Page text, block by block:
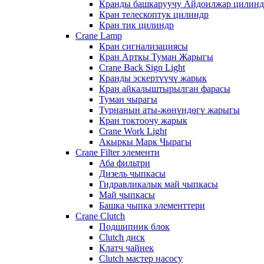
Кранды башкаруучу Айдоилжар
Кран телескоптук цилиндр
Кран тик цилиндр
Crane Lamp
Кран сигнализациясы
Кран Арткы Туман Жарыгы
Crane Back Sign Light
Кранды эскертүүчү жарык
Кран айкалыштырылган фарасы
Туман чырагы
Турнанын аты-жөнүндөгү жарыгы
Кран токтоочу жарык
Crane Work Light
Акыркы Марк Чырагы
Crane Filter элементи
Аба фильтри
Дизель чыпкасы
Гидравликалык май чыпкасы
Май чыпкасы
Башка чыпка элементтери
Crane Clutch
Подшипник блок
Clutch диск
Клатч чайнек
Clutch мастер насосу